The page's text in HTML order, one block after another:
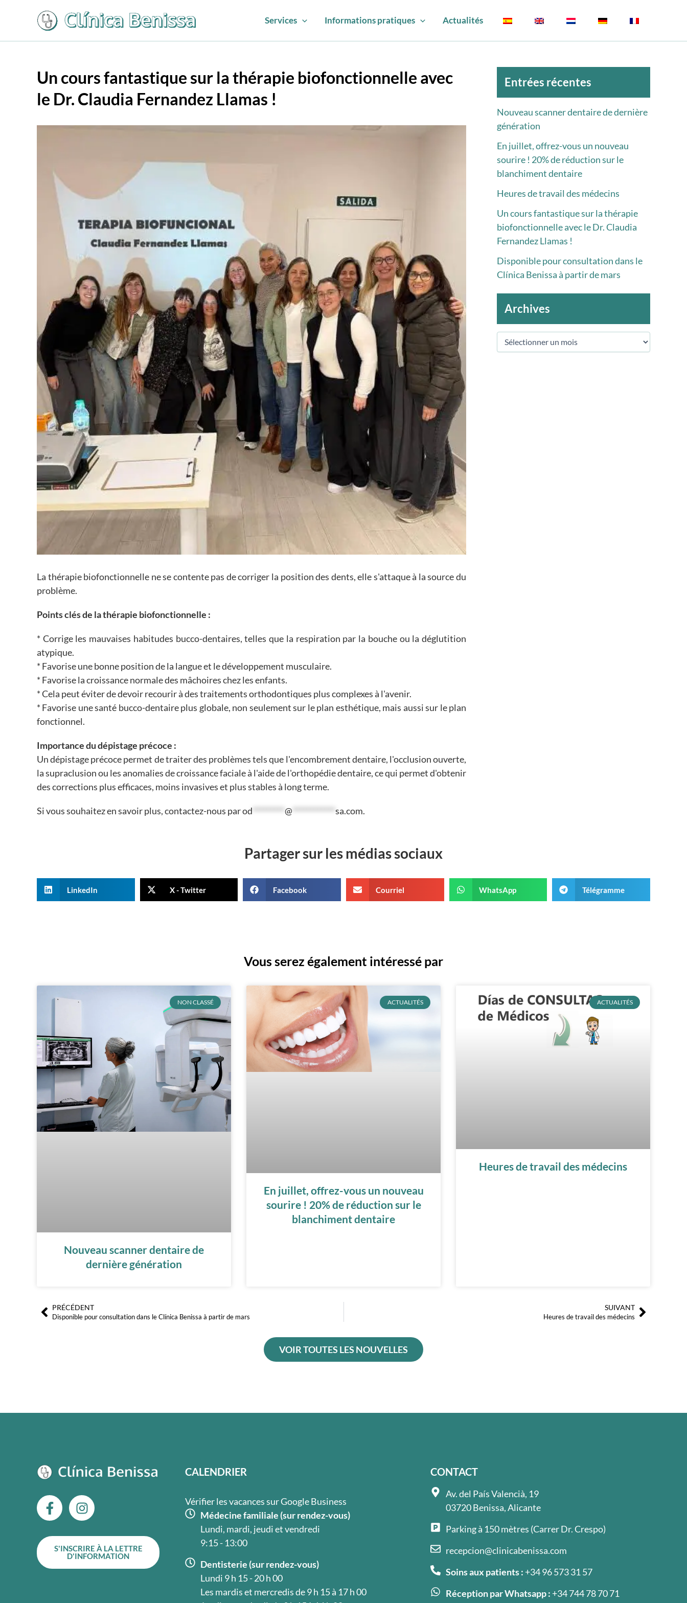
Services Informations pratiques Actualités
Un cours fantastique sur la thérapie biofonctionnelle avec
le Dr. Claudia Fernandez Llamas !
La thérapie biofonctionnelle ne se contente pas de corriger la position des dents, elle s'attaque à la source du
problème.
Points clés de la thérapie biofonctionnelle :
* Corrige les mauvaises habitudes bucco-dentaires, telles que la respiration par la bouche ou la déglutition
atypique.
* Favorise une bonne position de la langue et le développement musculaire.
* Favorise la croissance normale des mâchoires chez les enfants.
* Cela peut éviter de devoir recourir à des traitements orthodontiques plus complexes à l'avenir.
* Favorise une santé bucco-dentaire plus globale, non seulement sur le plan esthétique, mais aussi sur le plan
fonctionnel.
Importance du dépistage précoce :
Un dépistage précoce permet de traiter des problèmes tels que l'encombrement dentaire, l'occlusion ouverte,
la supraclusion ou les anomalies de croissance faciale à l'aide de l'orthopédie dentaire, ce qui permet d'obtenir
des corrections plus efficaces, moins invasives et plus stables à long terme.
Si vous souhaitez en savoir plus, contactez-nous parod ********* @ ************ sa.com.
Entrées récentes
Nouveau scanner dentaire de dernière
génération
En juillet, offrez-vous un nouveau
sourire ! 20% de réduction sur le
blanchiment dentaire
Heures de travail des médecins
Un cours fantastique sur la thérapie
biofonctionnelle avec le Dr. Claudia
Fernandez Llamas !
Disponible pour consultation dans le
Clínica Benissa à partir de mars
Archives
Partager sur les médias sociaux
LinkedIn X - Twitter Facebook Courriel WhatsApp Télégramme
Vous serez également intéressé par
NON CLASSÉ
Nouveau scanner dentaire de
dernière génération
ACTUALITÉS
En juillet, offrez-vous un nouveau
sourire ! 20% de réduction sur le
blanchiment dentaire
ACTUALITÉS
Heures de travail des médecins
Précédent
PRÉCÉDENT
Disponible pour consultation dans le Clínica Benissa à partir de mars
SUIVANT
Heures de travail des médecins Suivant
VOIR TOUTES LES NOUVELLES
F
a
e
b
o
I
n
t
a
g
S'INSCRIRE À LA LETTRE
D'INFORMATION
CALENDRIER
Vérifier les vacances sur Google Business
Médecine familiale (sur rendez-vous)
Lundi, mardi, jeudi et vendredi
9:15 - 13:00
Dentisterie (sur rendez-vous)
Lundi 9 h 15 - 20 h 00
Les mardis et mercredis de 9 h 15 à 17 h 00
CONTACT
Av. del País Valencià, 19
03720 Benissa, Alicante
Parking à 150 mètres (Carrer Dr. Crespo)
recepcion@clinicabenissa.com
Soins aux patients : +34 96 573 31 57
Réception par Whatsapp : +34 744 78 70 71